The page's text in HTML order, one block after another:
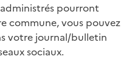
pourront
commune, vous pouvez
votre journal/bulletin
sociaux.